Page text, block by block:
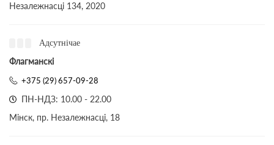
Незалежнасці 134, 2020
Адсутнічае
Флагманскі
+375 (29) 657-09-28
ПН-НДЗ: 10.00 - 22.00
Мінск, пр. Незалежнасці, 18